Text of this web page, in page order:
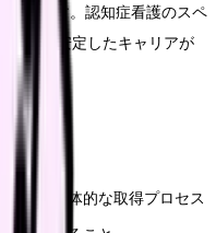
られます。認知症看護のスペ
ップと安定したキャリアが
件と具体的な取得プロセス